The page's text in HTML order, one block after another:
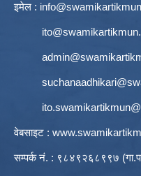
इमेल :
वेबसाइट :
सम्पर्क नं. : ९८४९२६८९९७